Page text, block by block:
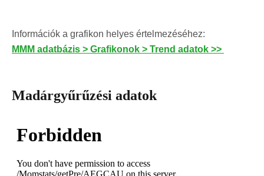
Információk a grafikon helyes értelmezéséhez:
MMM adatbázis > Grafikonok > Trend adatok >>
Madárgyűrűzési adatok